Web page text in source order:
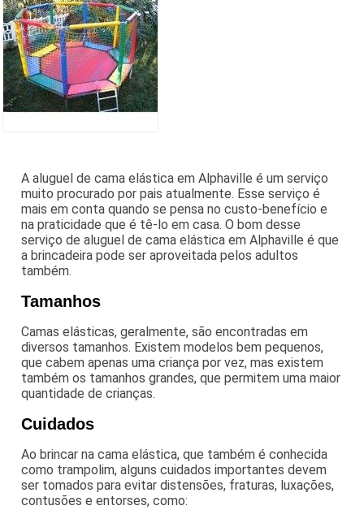
A aluguel de cama elástica em Alphaville é um serviço
muito procurado por pais atualmente. Esse serviço é
mais em conta quando se pensa no custo-benefício e
na praticidade que é tê-lo em casa. O bom desse
serviço de aluguel de cama elástica em Alphaville é que
a brincadeira pode ser aproveitada pelos adultos
também.
Tamanhos
Camas elásticas, geralmente, são encontradas em
diversos tamanhos. Existem modelos bem pequenos,
que cabem apenas uma criança por vez, mas existem
também os tamanhos grandes, que permitem uma maior
quantidade de crianças.
Cuidados
Ao brincar na cama elástica, que também é conhecida
como trampolim, alguns cuidados importantes devem
ser tomados para evitar distensões, fraturas, luxações,
contusões e entorses, como: